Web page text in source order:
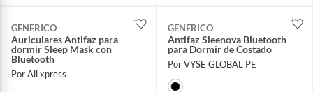
GENERICO
Auriculares Antifaz para
dormir Sleep Mask con
Bluetooth
Por All xpress
GENERICO
Antifaz Sleenova Bluetooth
para Dormir de Costado
Por VYSE GLOBAL PE